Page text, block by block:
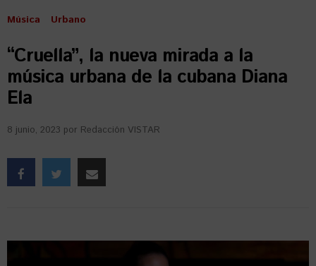
Música Urbano
“Cruella”, la nueva mirada a la
música urbana de la cubana Diana
Ela
8 junio, 2023 por Redacción VISTAR